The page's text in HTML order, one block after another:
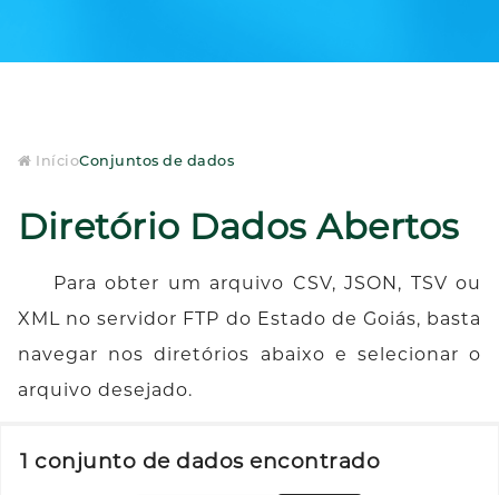
InícioConjuntos de dados
Diretório Dados Abertos
Para obter um arquivo CSV, JSON, TSV ou
XML no servidor FTP do Estado de Goiás, basta
navegar nos diretórios abaixo e selecionar o
arquivo desejado.
1 conjunto de dados encontrado